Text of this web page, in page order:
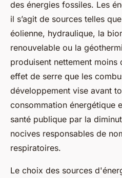
des énergies fossiles. Les
il s’agit de sources telles
éolienne, hydraulique, la
renouvelable ou la
produisent nettement moins
effet de serre que les
développement vise avant
consommation énergétique
santé publique par la
nocives responsables de
respiratoires.
Le choix des sources